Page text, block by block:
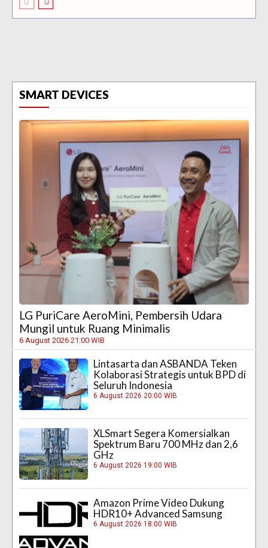
SMART DEVICES
LG PuriCare AeroMini, Pembersih Udara
Mungil untuk Ruang Minimalis
6 August 2026 21:00 WIB
Lintasarta dan ASBANDA Teken
Kolaborasi Strategis untuk BPD di
Seluruh Indonesia
6 August 2026 20:00 WIB
XLSmart Segera Komersialkan
Spektrum Baru 700 MHz dan 2,6
GHz
6 August 2026 19:00 WIB
Amazon Prime Video Dukung
HDR10+ Advanced Samsung
6 August 2026 18:00 WIB